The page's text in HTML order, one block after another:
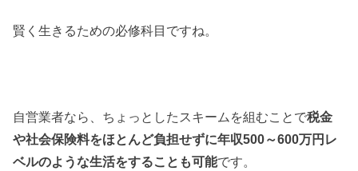
賢く生きるための必修科目ですね。
自営業者なら、ちょっとしたスキームを組むことで税金
や社会保険料をほとんど負担せずに年収500～600万円レ
ベルのような生活をすることも可能です。